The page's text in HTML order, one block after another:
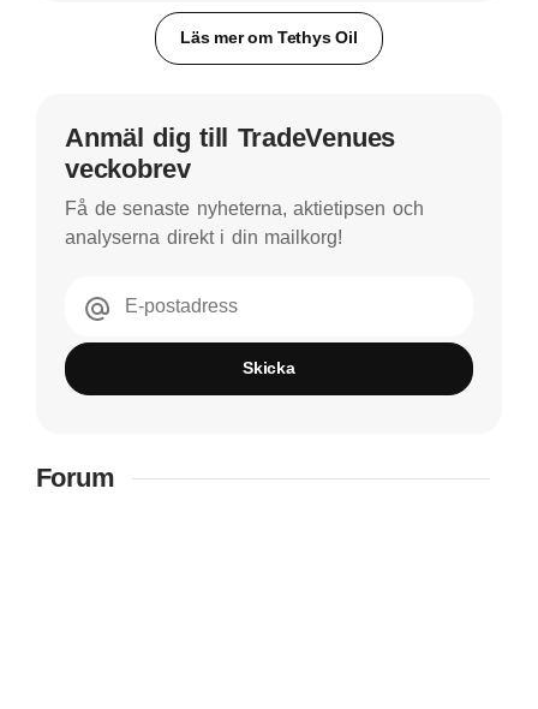
Läs mer om Tethys Oil
Anmäl dig till TradeVenues
veckobrev
Få de senaste nyheterna, aktietipsen och
analyserna direkt i din mailkorg!
E-postadress
Skicka
Forum